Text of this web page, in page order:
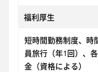
福利厚生
短時間勤務制度、時
員旅行（年1回）、
金（資格による）